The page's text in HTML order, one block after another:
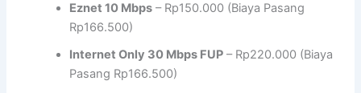
Eznet 10 Mbps – Rp150.000 (Biaya Pasang
Rp166.500)
Internet Only 30 Mbps FUP – Rp220.000 (Biaya
Pasang Rp166.500)